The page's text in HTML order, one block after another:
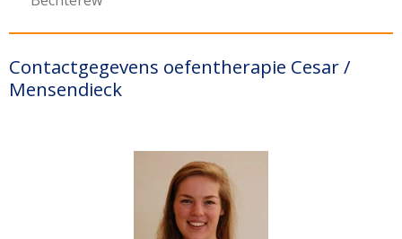
Contactgegevens oefentherapie Cesar /
Mensendieck